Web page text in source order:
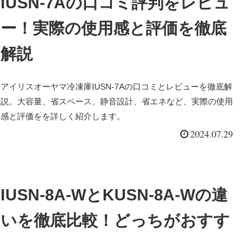
ー！実際の使用感と評価を徹底
解説
アイリスオーヤマ冷凍庫IUSN-7Aの口コミとレビューを徹底解
説。大容量、省スペース、静音設計、省エネなど、実際の使用
感と評価をを詳しく紹介します。
2024.07.29
IUSN-8A-WとKUSN-8A-Wの違
いを徹底比較！どっちがおすす